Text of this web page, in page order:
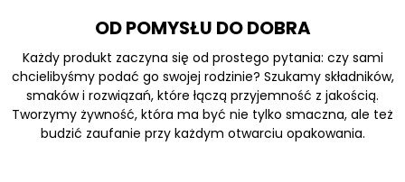
OD POMYSŁU DO DOBRA
Każdy produkt zaczyna się od prostego pytania: czy sami
chcielibyśmy podać go swojej rodzinie? Szukamy składników,
smaków i rozwiązań, które łączą przyjemność z jakością.
Tworzymy żywność, która ma być nie tylko smaczna, ale też
budzić zaufanie przy każdym otwarciu opakowania.